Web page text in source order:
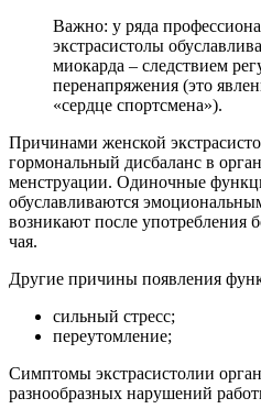
Важно: у ряда
экстрасистолы
миокарда – следствием
перенапряжения (это
«сердце спортсмена»).
Причинами женской
гормональный дисбаланс в
менструации. Одиночные
обуславливаются
возникают после употребления
чая.
Другие причины появления
сильный стресс;
переутомление;
Симптомы экстрасистолии
разнообразных нарушений